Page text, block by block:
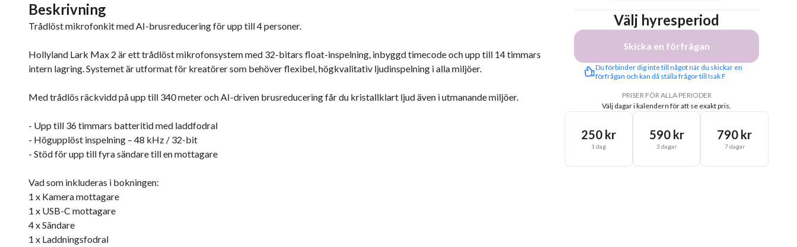
Beskrivning
Trådlöst mikrofonkit med AI-brusreducering för upp till 4 personer.
Hollyland Lark Max 2 är ett trådlöst mikrofonsystem med 32-bitars float-inspelning, inbyggd timecode och upp till 14 timmars
intern lagring. Systemet är utformat för kreatörer som behöver flexibel, högkvalitativ ljudinspelning i alla miljöer.
Med trådlös räckvidd på upp till 340 meter och AI-driven brusreducering får du kristallklart ljud även i utmanande miljöer.
- Upp till 36 timmars batteritid med laddfodral
- Högupplöst inspelning – 48 kHz / 32-bit
- Stöd för upp till fyra sändare till en mottagare
Vad som inkluderas i bokningen:
1 x Kamera mottagare
1 x USB-C mottagare
4 x Sändare
1 x Laddningsfodral
Välj hyresperiod
Skicka en förfrågan
Du förbinder dig inte till något när du skickar en
förfrågan och kan då ställa frågor till Isak F
PRISER FÖR ALLA PERIODER
Välj dagar i kalendern för att se exakt pris.
250 kr
1 dag
590 kr
3 dagar
790 kr
7 dagar